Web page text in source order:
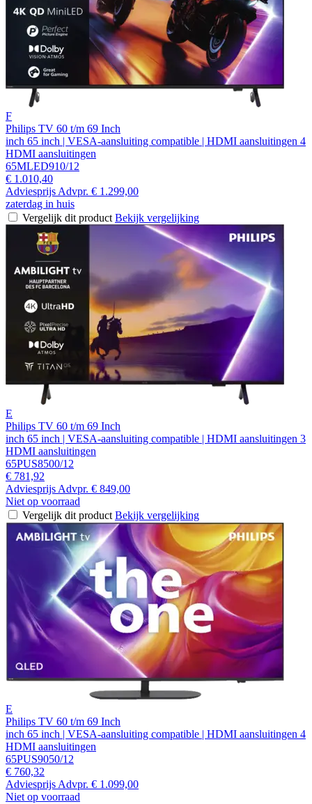
F
Philips TV 60 t/m 69 Inch
inch 65 inch | VESA-aansluiting compatible | HDMI aansluitingen 4
HDMI aansluitingen
65MLED910/12
€ 1.010,40
Adviesprijs Advpr. € 1.299,00
zaterdag in huis
Vergelijk dit product Bekijk vergelijking
E
Philips TV 60 t/m 69 Inch
inch 65 inch | VESA-aansluiting compatible | HDMI aansluitingen 3
HDMI aansluitingen
65PUS8500/12
€ 781,92
Adviesprijs Advpr. € 849,00
Niet op voorraad
Vergelijk dit product Bekijk vergelijking
E
Philips TV 60 t/m 69 Inch
inch 65 inch | VESA-aansluiting compatible | HDMI aansluitingen 4
HDMI aansluitingen
65PUS9050/12
€ 760,32
Adviesprijs Advpr. € 1.099,00
Niet op voorraad